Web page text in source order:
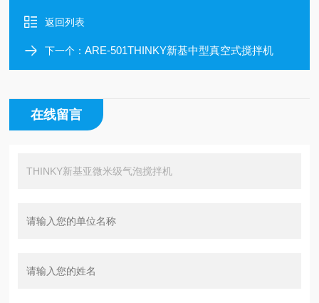
返回列表
下一个：ARE-501THINKY新基中型真空式搅拌机
在线留言